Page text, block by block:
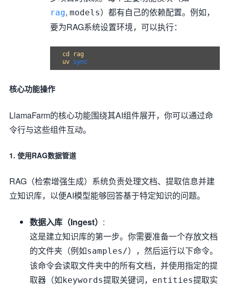
rag, models）都有自己的依赖配置。例如，
要为RAG系统设置环境，可以执行：
cd rag
uv sync
核心功能操作
LlamaFarm的核心功能围绕其AI组件展开，你可以通过命
令行与这些组件互动。
1. 使用RAG数据管道
RAG（检索增强生成）系统负责处理文档、提取信息并建
立知识库，以便AI模型能够回答基于特定知识的问题。
数据入库（Ingest） :
这是建立知识库的第一步。你需要准备一个存放文档
的文件夹（例如samples/），然后运行以下命令。
该命令会读取文件夹中的所有文档，并使用指定的提
取器（如keywords提取关键词， entities提取实